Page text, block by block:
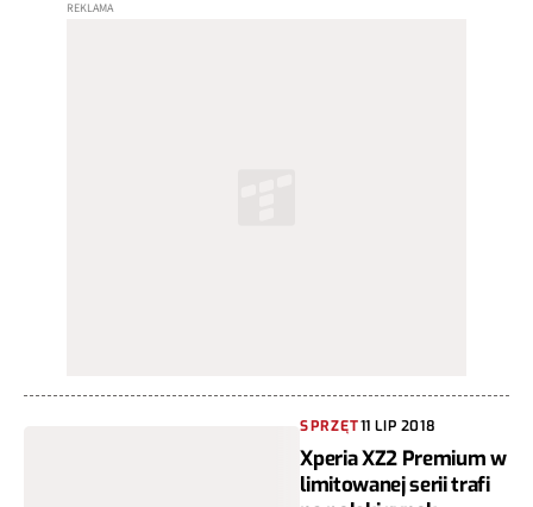
SPRZĘT11 LIP 2018
Xperia XZ2 Premium w
limitowanej serii trafi